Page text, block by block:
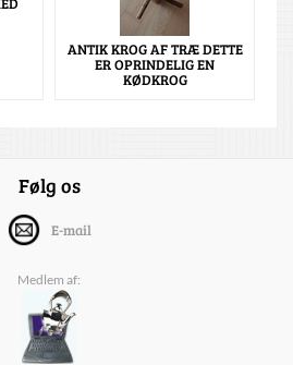
ANTIK KROG AF TRÆ DETTE
ER OPRINDELIG EN
KØDKROG
Følg os
E-mail
Medlem af: